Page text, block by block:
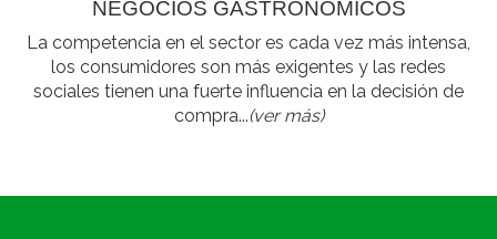
NEGOCIOS GASTRONÓMICOS
La competencia en el sector es cada vez más intensa,
los consumidores son más exigentes y las redes
sociales tienen una fuerte influencia en la decisión de
compra...(ver más)